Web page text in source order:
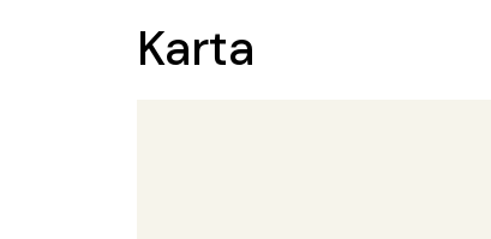
Karta